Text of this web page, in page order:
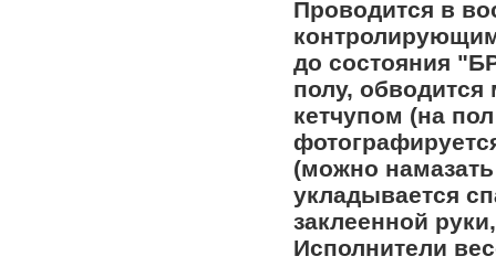
Проводится в
до состояния
полу, обводится
кетчупом (на
(можно
укладывается
заклеенной
Исполнители